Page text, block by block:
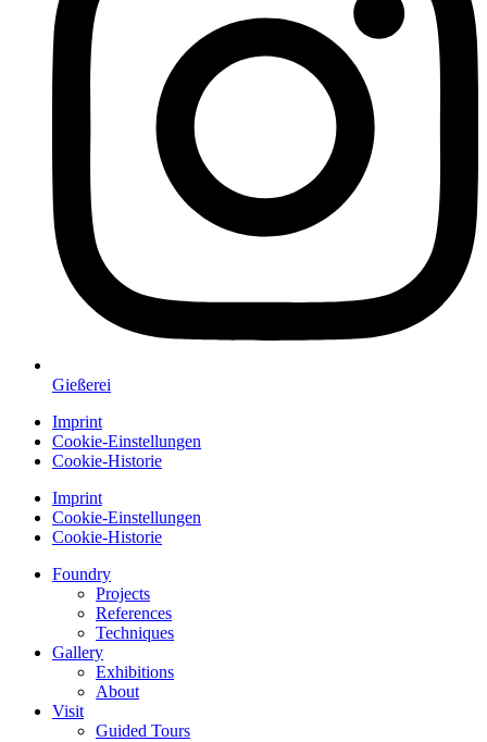
Gießerei
Imprint
Cookie-Einstellungen
Cookie-Historie
Imprint
Cookie-Einstellungen
Cookie-Historie
Foundry
Projects
References
Techniques
Gallery
Exhibitions
About
Visit
Guided Tours